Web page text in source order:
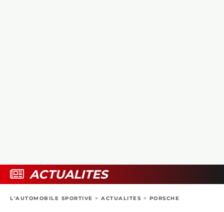
BOUTIQUE
ACTUALITES
L'AUTOMOBILE SPORTIVE > ACTUALITES > PORSCHE